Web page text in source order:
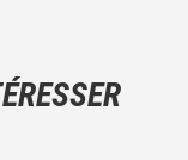
pas à décrire
à ne pas